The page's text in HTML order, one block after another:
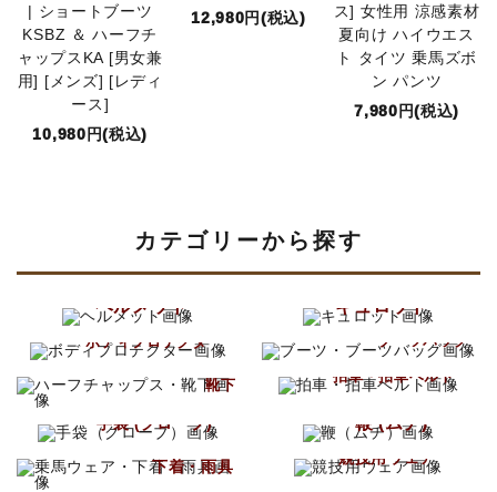
| ショートブーツ
KSBZ ＆ ハーフチ
ャップスKA [男女兼
用] [メンズ] [レディ
ース]
10,980円(税込)
12,980円(税込)
ス] 女性用 涼感素材
夏向け ハイウエス
ト タイツ 乗馬ズボ
ン パンツ
7,980円(税込)
カテゴリーから探す
ヘルメット キュロット
ボディプロテクター
ブーツ
ブーツバッグ
靴下
拍車・拍車ベルト
手袋 (グローブ) 鞭 (ムチ)
下着・雨具
競技用ウェア